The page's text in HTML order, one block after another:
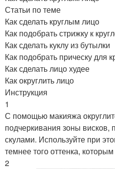
Статьи по теме
Как сделать круглым лицо
Как подобрать стрижку к
Как сделать куклу из бутылки
Как подобрать прическу для
Как сделать лицо худее
Как округлить лицо
Инструкция
1
С помощью макияжа
подчеркивания зоны висков,
скулами. Используйте при
темнее того оттенка,
2